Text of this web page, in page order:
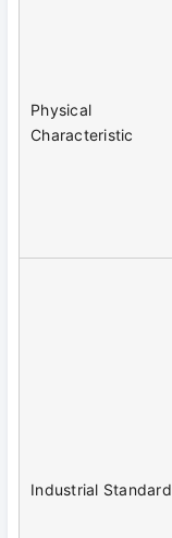
Physical
Characteristic
Industrial Standard